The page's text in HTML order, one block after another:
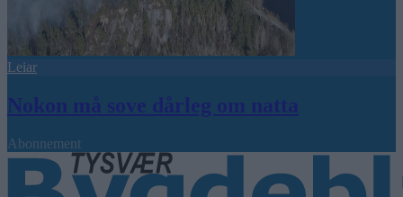
Leiar
Nokon må sove dårleg om natta
Abonnement